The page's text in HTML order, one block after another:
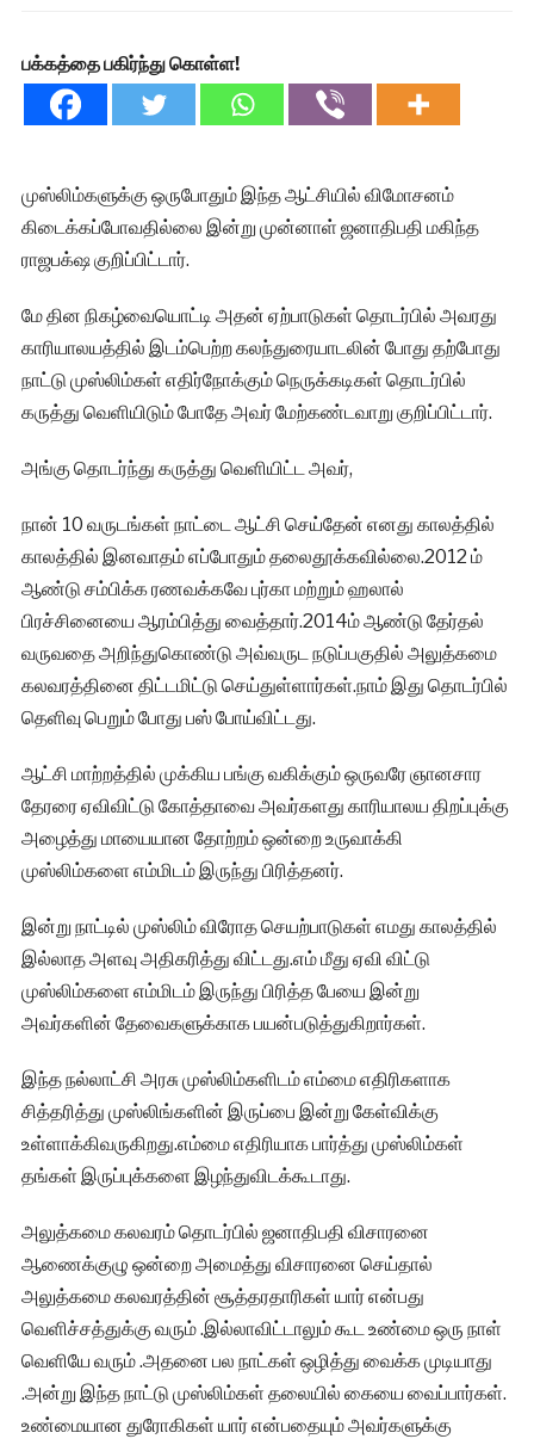
பக்கத்தை பகிர்ந்து கொள்ள!
முஸ்லிம்களுக்கு ஒருபோதும் இந்த ஆட்சியில் விமோசனம்
கிடைக்கப்போவதில்லை இன்று முன்னாள் ஜனாதிபதி மகிந்த
ராஜபக்‌ஷ குறிப்பிட்டார்.
மே தின நிகழ்வையொட்டி அதன் ஏற்பாடுகள் தொடர்பில் அவரது
காரியாலயத்தில் இடம்பெற்ற கலந்துரையாடலின் போது தற்போது
நாட்டு முஸ்லிம்கள் எதிர்நோக்கும் நெருக்கடிகள் தொடர்பில்
கருத்து வெளியிடும் போதே அவர் மேற்கண்டவாறு குறிப்பிட்டார்.
அங்கு தொடர்ந்து கருத்து வெளியிட்ட அவர்,
நான் 10 வருடங்கள் நாட்டை ஆட்சி செய்தேன் எனது காலத்தில்
காலத்தில் இனவாதம் எப்போதும் தலைதூக்கவில்லை.2012 ம்
ஆண்டு சம்பிக்க ரணவக்கவே புர்கா மற்றும் ஹலால்
பிரச்சினையை ஆரம்பித்து வைத்தார்.2014ம் ஆண்டு தேர்தல்
வருவதை அறிந்துகொண்டு அவ்வருட நடுப்பகுதில் அலுத்கமை
கலவரத்தினை திட்டமிட்டு செய்துள்ளார்கள்.நாம் இது தொடர்பில்
தெளிவு பெறும் போது பஸ் போய்விட்டது.
ஆட்சி மாற்றத்தில் முக்கிய பங்கு வகிக்கும் ஒருவரே ஞானசார
தேரரை ஏவிவிட்டு கோத்தாவை அவர்களது காரியாலய திறப்புக்கு
அழைத்து மாயையான தோற்றம் ஒன்றை உருவாக்கி
முஸ்லிம்களை எம்மிடம் இருந்து பிரித்தனர்.
இன்று நாட்டில் முஸ்லிம் விரோத செயற்பாடுகள் எமது காலத்தில்
இல்லாத அளவு அதிகரித்து விட்டது.எம் மீது ஏவி விட்டு
முஸ்லிம்களை எம்மிடம் இருந்து பிரித்த பேயை இன்று
அவர்களின் தேவைகளுக்காக பயன்படுத்துகிறார்கள்.
இந்த நல்லாட்சி அரசு முஸ்லிம்களிடம் எம்மை எதிரிகளாக
சித்தரித்து முஸ்லிங்களின் இருப்பை இன்று கேள்விக்கு
உள்ளாக்கிவருகிறது.எம்மை எதிரியாக பார்த்து முஸ்லிம்கள்
தங்கள் இருப்புக்களை இழந்துவிடக்கூடாது.
அலுத்கமை கலவரம் தொடர்பில் ஜனாதிபதி விசாரனை
ஆணைக்குழு ஒன்றை அமைத்து விசாரனை செய்தால்
அலுத்கமை கலவரத்தின் சூத்தரதாரிகள் யார் என்பது
வெளிச்சத்துக்கு வரும் .இல்லாவிட்டாலும் கூட உண்மை ஒரு நாள்
வெளியே வரும் .அதனை பல நாட்கள் ஒழித்து வைக்க முடியாது
.அன்று இந்த நாட்டு முஸ்லிம்கள் தலையில் கையை வைப்பார்கள்.
உண்மையான துரோகிகள் யார் என்பதையும் அவர்களுக்கு